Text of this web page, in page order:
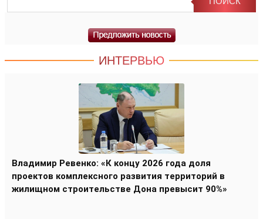
ИНТЕРВЬЮ
Владимир Ревенко: «К концу 2026 года доля
проектов комплексного развития территорий в
жилищном строительстве Дона превысит 90%»